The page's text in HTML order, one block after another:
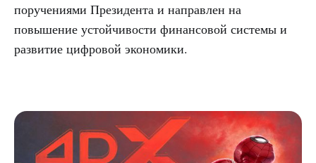
поручениями Президента и направлен на
повышение устойчивости финансовой системы и
развитие цифровой экономики.